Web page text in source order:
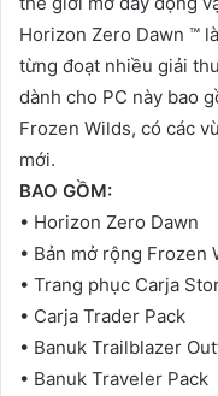
Horizon Zero Dawn ™
từng đoạt nhiều giải
dành cho PC này bao
Frozen Wilds, có các
mới.
BAO GỒM:
• Horizon Zero Dawn
• Bản mở rộng Frozen
• Trang phục Carja
• Carja Trader Pack
• Banuk Trailblazer
• Banuk Traveler Pack